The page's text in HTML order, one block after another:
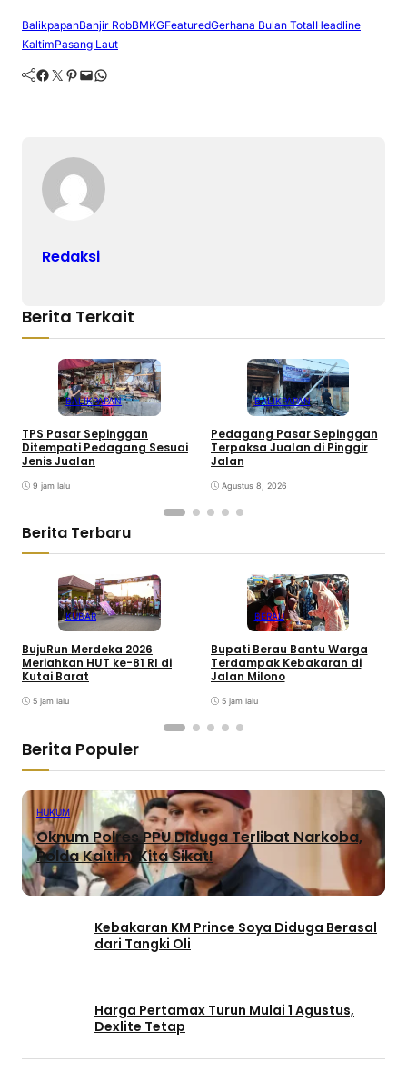
BalikpapanBanjir RobBMKGFeaturedGerhana Bulan TotalHeadline
KaltimPasang Laut
Facebook Twitter Pinterest Mail WhatsApp
Redaksi
Berita Terkait
BALIKPAPAN
TPS Pasar Sepinggan
Ditempati Pedagang Sesuai
Jenis Jualan
9 jam lalu
BALIKPAPAN
Pedagang Pasar Sepinggan
Terpaksa Jualan di Pinggir
Jalan
Agustus 8, 2026
Berita Terbaru
KUBAR
BujuRun Merdeka 2026
Meriahkan HUT ke-81 RI di
Kutai Barat
5 jam lalu
BERAU
Bupati Berau Bantu Warga
Terdampak Kebakaran di
Jalan Milono
5 jam lalu
Berita Populer
HUKUM
Oknum Polres PPU Diduga Terlibat Narkoba,
Polda Kaltim: Kita Sikat!
Kebakaran KM Prince Soya Diduga Berasal
dari Tangki Oli
Harga Pertamax Turun Mulai 1 Agustus,
Dexlite Tetap